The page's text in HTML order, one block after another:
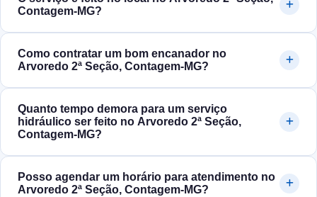
Contagem‑MG?
Como contratar um bom encanador no
Arvoredo 2ª Seção, Contagem‑MG?
Quanto tempo demora para um serviço
hidráulico ser feito no Arvoredo 2ª Seção,
Contagem‑MG?
Posso agendar um horário para atendimento no
Arvoredo 2ª Seção, Contagem‑MG?